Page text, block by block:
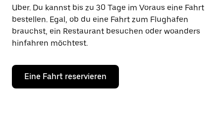
Uber. Du kannst bis zu 30 Tage im Voraus eine Fahrt
bestellen. Egal, ob du eine Fahrt zum Flughafen
brauchst, ein Restaurant besuchen oder woanders
hinfahren möchtest.
Eine Fahrt reservieren